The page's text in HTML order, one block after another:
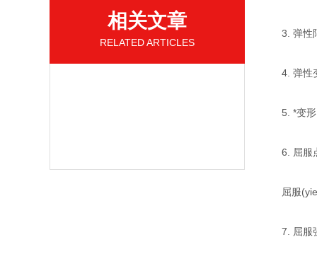
相关文章
RELATED ARTICLES
3. 弹性限
4. 弹性变
5. *变形
6. 屈服点
屈服
7. 屈服强